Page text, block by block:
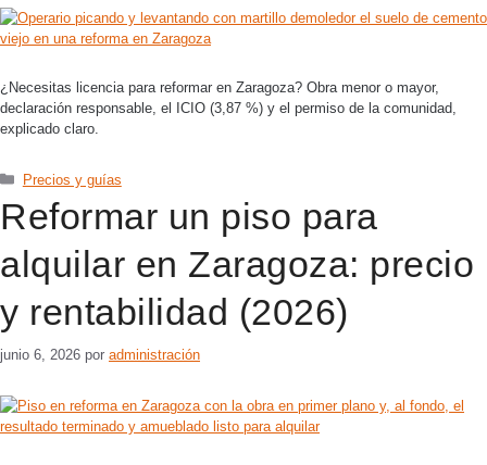
¿Necesitas licencia para reformar en Zaragoza? Obra menor o mayor,
declaración responsable, el ICIO (3,87 %) y el permiso de la comunidad,
explicado claro.
Precios y guías
Reformar un piso para
alquilar en Zaragoza: precio
y rentabilidad (2026)
junio 6, 2026 por administración